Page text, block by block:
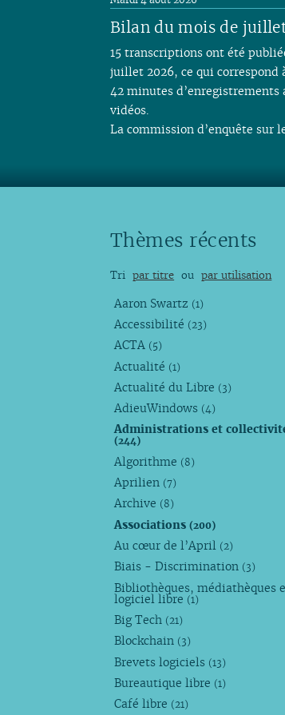
Bilan du mois de
15 transcriptions ont été
juillet 2026, ce qui correspond
42 minutes d’enregistrements
vidéos.
La commission d’enquête sur
Thèmes récents
Tri par titre ou par utilisation
Aaron Swartz (1)
Accessibilité (23)
ACTA (5)
Actualité (1)
Actualité du Libre (3)
AdieuWindows (4)
Administrations et
(244)
Algorithme (8)
Aprilien (7)
Archive (8)
Associations(200)
Au cœur de l’April (2)
Biais - Discrimination (3)
Bibliothèques, médiathèques
logiciel libre (1)
Big Tech (21)
Blockchain (3)
Brevets logiciels (13)
Bureautique libre (1)
Café libre (21)